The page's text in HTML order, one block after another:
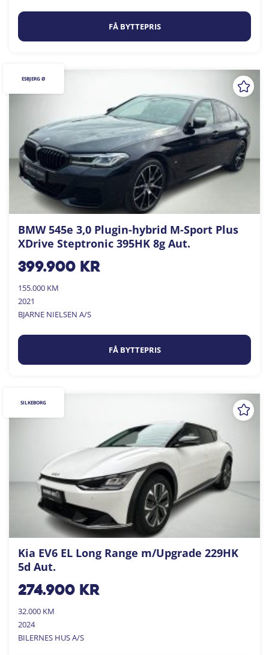
FÅ BYTTEPRIS
BMW 545e 3,0 Plugin-hybrid M-Sport Plus
XDrive Steptronic 395HK 8g Aut.
399.900kr
155.000 KM
2021
BJARNE NIELSEN A/S
FÅ BYTTEPRIS
ESBJERG Ø
Kia EV6 EL Long Range m/Upgrade 229HK
5d Aut.
274.900kr
32.000 KM
2024
BILERNES HUS A/S
SILKEBORG